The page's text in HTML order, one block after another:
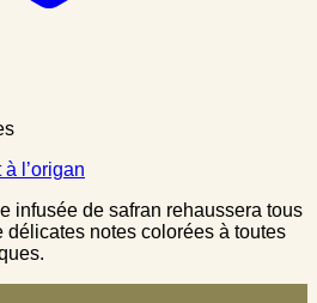
l’origan
infusée de safran rehaussera tous
délicates notes colorées à toutes